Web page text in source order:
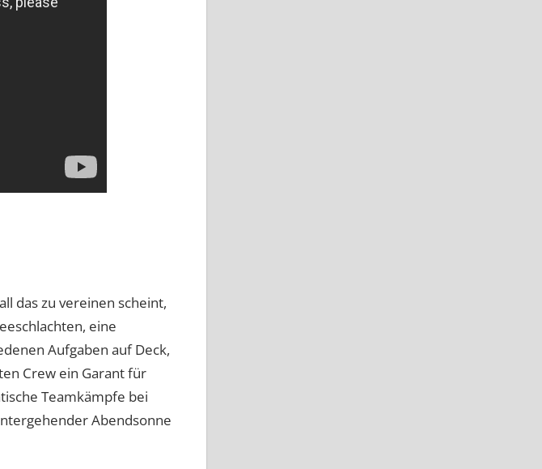
das zu vereinen scheint,
eine
Aufgaben auf Deck,
Crew ein Garant für
Teamkämpfe bei
Abendsonne